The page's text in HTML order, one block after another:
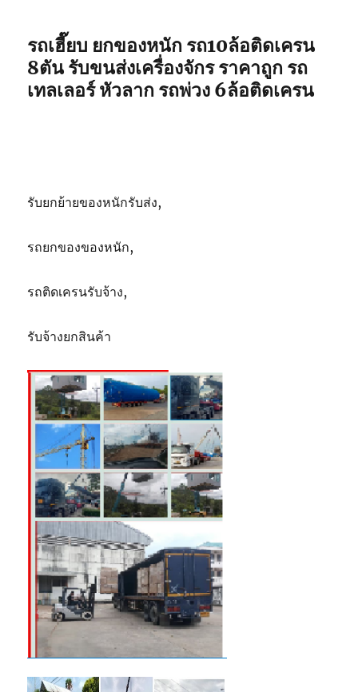
รถเฮี๊ยบ ยกของหนัก รถ10ล้อติดเครน
8ตัน รับขนส่งเครื่องจักร ราคาถูก รถ
เทลเลอร์ หัวลาก รถพ่วง 6ล้อติดเครน
รับยกย้ายของหนักรับส่ง,
รถยกของของหนัก,
รถติดเครนรับจ้าง,
รับจ้างยกสินค้า